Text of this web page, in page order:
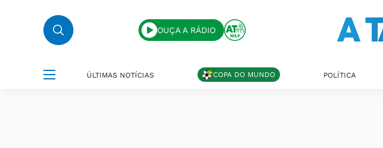
OUÇA A RÁDIO
ÚLTIMAS NOTÍCIAS COPA DO MUNDO POLÍTICA